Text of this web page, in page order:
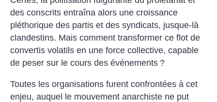
des conscrits entraîna alors une croissance
pléthorique des partis et des syndicats, jusque-là
clandestins. Mais comment transformer ce flot de
convertis volatils en une force collective, capable
de peser sur le cours des événements ?
Toutes les organisations furent confrontées à cet
enjeu, auquel le mouvement anarchiste ne put